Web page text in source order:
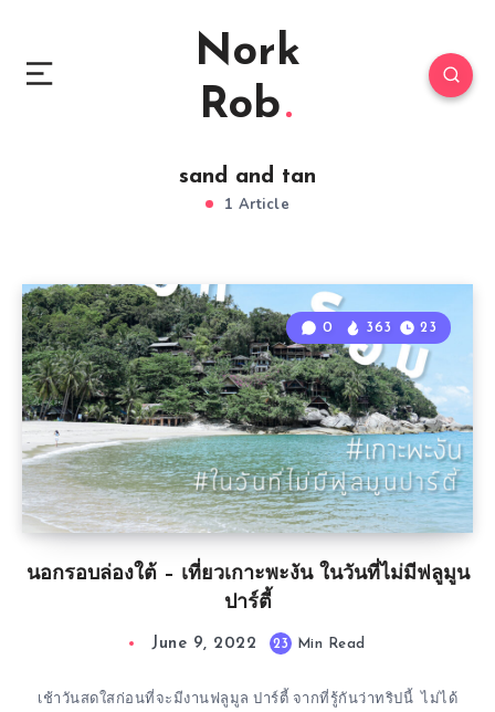
Nork
Rob
sand and tan
1 Article
นอกรอบล่องใต้ – เที่ยวเกาะพะงัน ในวันที่ไม่มีฟลูมูน
ปาร์ตี้
0 363 23
June 9, 2022 23 Min Read
เช้าวันสดใสก่อนที่จะมีงานฟลูมูล ปาร์ตี้ จากที่รู้กันว่าทริปนี้ ไม่ได้